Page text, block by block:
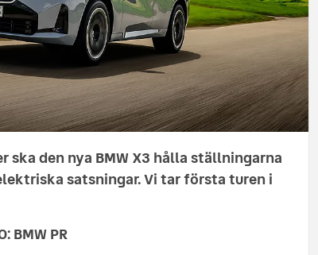
ska den nya BMW X3 hålla ställningarna
satsningar. Vi tar första turen i
BMW PR